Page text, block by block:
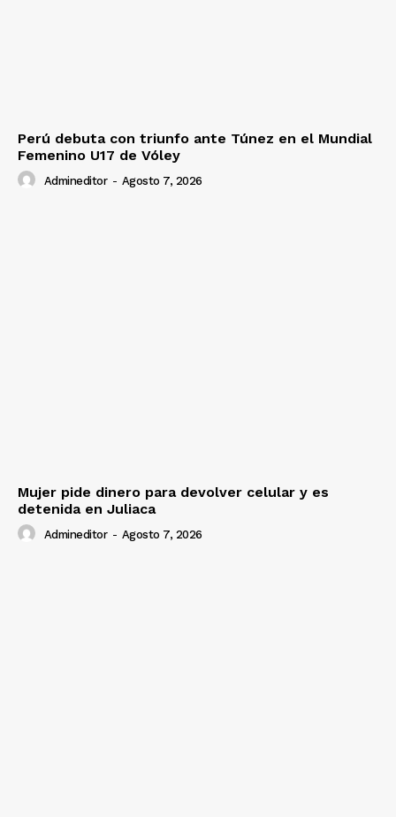
Perú debuta con triunfo ante Túnez en el Mundial
Femenino U17 de Vóley
Admineditor - Agosto 7, 2026
Mujer pide dinero para devolver celular y es
detenida en Juliaca
Admineditor - Agosto 7, 2026